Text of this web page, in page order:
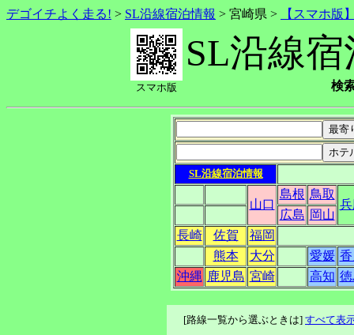
デゴイチよく走る! > SL沿線宿泊情報 > 宮崎県 > 【スマホ版
スマホ版
SL沿線
検
SL沿線宿泊情報
山口
島根 鳥取
広島 岡山
長崎
佐賀
福岡
熊本
大分 愛媛
沖縄 鹿児島 宮崎 高知
[路線一覧から選ぶときは] すべて表